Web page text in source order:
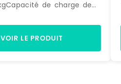
de charge de
des
x 90 cmDimensions
35 x 139 cmPoids7,5
VOIR LE PRODUIT